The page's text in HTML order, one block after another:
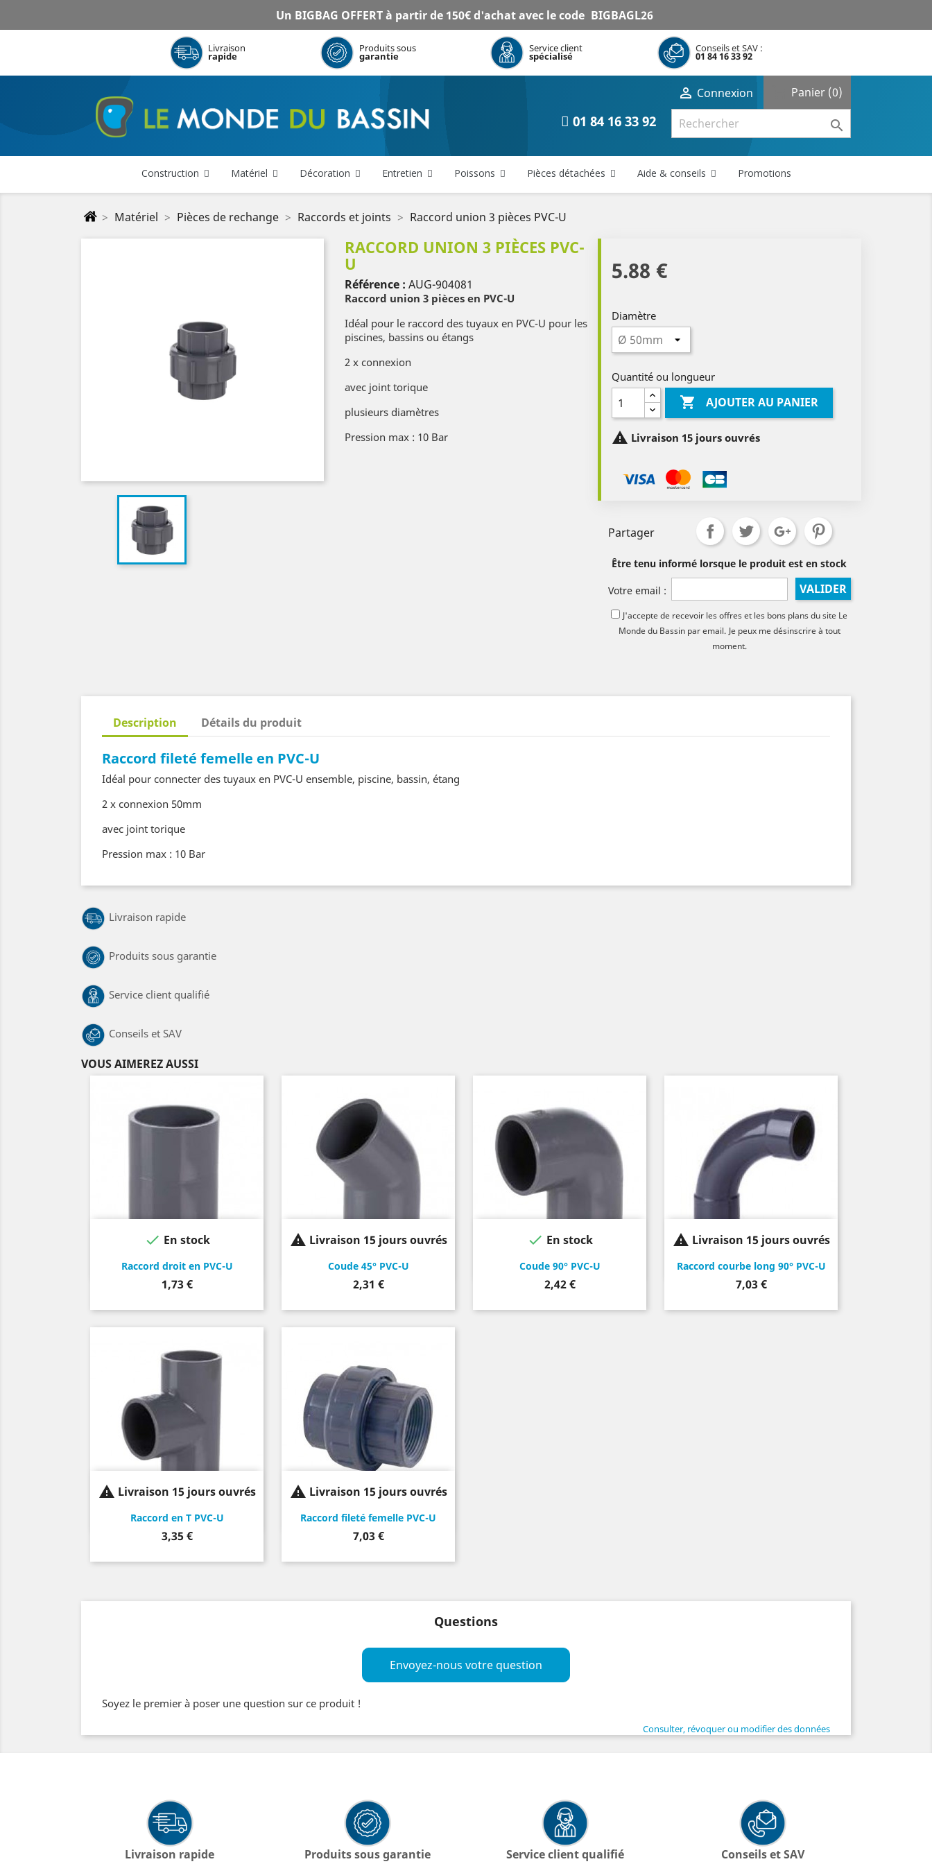
Un BIGBAG OFFERT à partir de 150€ d'achat avec le code BIGBAGL26
Livraison
rapide
Produits sous
garantie
Service client
spécialisé
Conseils et SAV :
01 84 16 33 92
 Connexion Panier (0)
01 84 16 33 92 
Construction Matériel Décoration Entretien Poissons Pièces détachées Aide & conseils Promotions
Matériel Pièces de rechange Raccords et joints Raccord union 3 pièces PVC-U
RACCORD UNION 3 PIÈCES PVC-
U
Référence : AUG-904081
Raccord union 3 pièces en PVC-U
Idéal pour le raccord des tuyaux en PVC-U pour les
piscines, bassins ou étangs
2 x connexion
avec joint torique
plusieurs diamètres
Pression max : 10 Bar
5.88 €
Diamètre
Quantité ou longueur
 AJOUTER AU PANIER
 Livraison 15 jours ouvrés
Partager
Être tenu informé lorsque le produit est en stock
Votre email : VALIDER
J'accepte de recevoir les offres et les bons plans du site Le
Monde du Bassin par email. Je peux me désinscrire à tout
moment.
Description Détails du produit
Raccord fileté femelle en PVC-U
Idéal pour connecter des tuyaux en PVC-U ensemble, piscine, bassin, étang
2 x connexion 50mm
avec joint torique
Pression max : 10 Bar
Livraison rapide
Produits sous garantie
Service client qualifié
Conseils et SAV
VOUS AIMEREZ AUSSI
Raccord droit en PVC-U
Prix
1,73 €
 En stock
Coude 45° PVC-U
Prix
2,31 €
 Livraison 15 jours ouvrés
Coude 90° PVC-U
Prix
2,42 €
 En stock
Raccord courbe long 90° PVC-U
Prix
7,03 €
 Livraison 15 jours ouvrés
Raccord en T PVC-U
Prix
3,35 €
 Livraison 15 jours ouvrés
Raccord fileté femelle PVC-U
Prix
7,03 €
 Livraison 15 jours ouvrés
Questions
Envoyez-nous votre question
Soyez le premier à poser une question sur ce produit !
Consulter, révoquer ou modifier des données
Livraison rapide Produits sous garantie Service client qualifié Conseils et SAV